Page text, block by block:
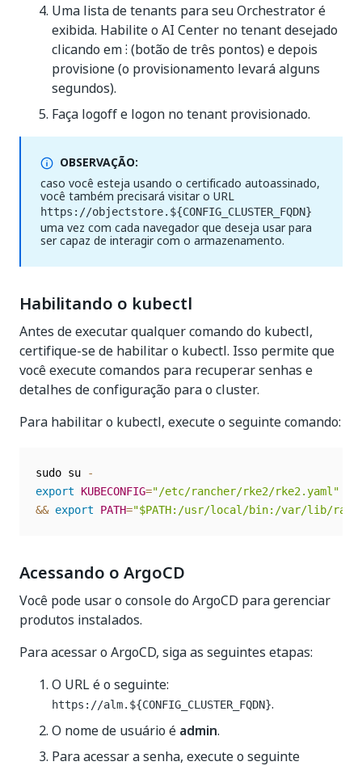
Uma lista de tenants para seu Orchestrator é
exibida. Habilite o AI Center no tenant desejado
clicando em ⁝ (botão de três pontos) e depois
provisione (o provisionamento levará alguns
segundos).
Faça logoff e logon no tenant provisionado.
OBSERVAÇÃO:
caso você esteja usando o certificado autoassinado,
você também precisará visitar o URL
https://objectstore.${CONFIG_CLUSTER_FQDN}
uma vez com cada navegador que deseja usar para
ser capaz de interagir com o armazenamento.
Habilitando o kubectl
Antes de executar qualquer comando do kubectl,
certifique-se de habilitar o kubectl. Isso permite que
você execute comandos para recuperar senhas e
detalhes de configuração para o cluster.
Para habilitar o kubectl, execute o seguinte comando:
sudo su
-
export
KUBECONFIG="/etc/rancher/rke2/rke2.yaml"
&& export PATH="$PATH:/usr/local/bin:/var/lib/
Acessando o ArgoCD
Você pode usar o console do ArgoCD para gerenciar
produtos instalados.
Para acessar o ArgoCD, siga as seguintes etapas:
O URL é o seguinte:
https://alm.${CONFIG_CLUSTER_FQDN}.
O nome de usuário é admin.
Para acessar a senha, execute o seguinte